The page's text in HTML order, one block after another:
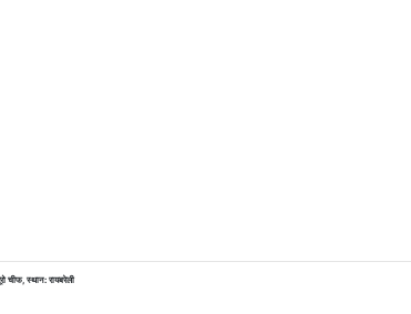
चीफ, स्थान: रायबरेली